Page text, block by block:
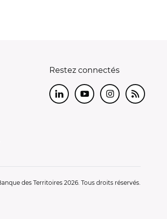
Restez connectés
LinkedInYoutubeInstagram
RSS
des Territoires 2026. Tous droits réservés.